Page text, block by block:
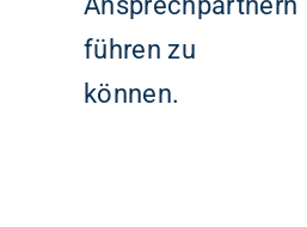
führen zu
können.